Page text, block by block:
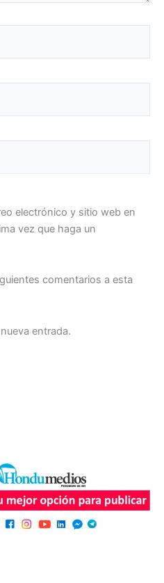
electrónico y sitio web en
vez que haga un
comentarios a esta
entrada.